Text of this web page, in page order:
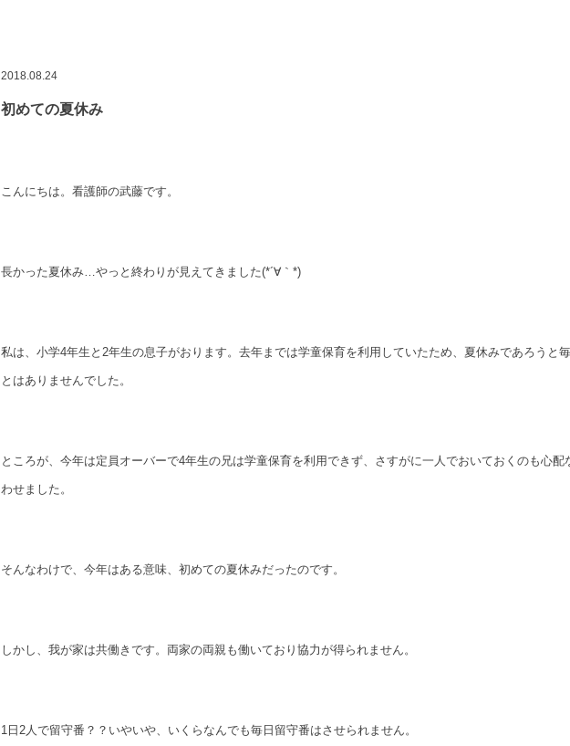
2018.08.24
初めての夏休み
こんにちは。看護師の武藤です。
長かった夏休み…やっと終わりが見えてきました(*´∀｀*)
私は、小学4年生と2年生の息子がおります。去年までは学童保育を利用していたため、夏休みであろうと
とはありませんでした。
ところが、今年は定員オーバーで4年生の兄は学童保育を利用できず、さすがに一人でおいておくのも心配
わせました。
そんなわけで、今年はある意味、初めての夏休みだったのです。
しかし、我が家は共働きです。両家の両親も働いており協力が得られません。
1日2人で留守番？？いやいや、いくらなんでも毎日留守番はさせられません。